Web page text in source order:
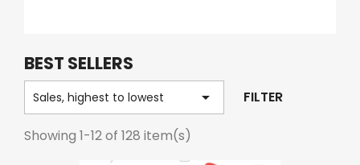
BEST SELLERS
Sales, highest to lowest  FILTER
Showing 1-12 of 128 item(s)